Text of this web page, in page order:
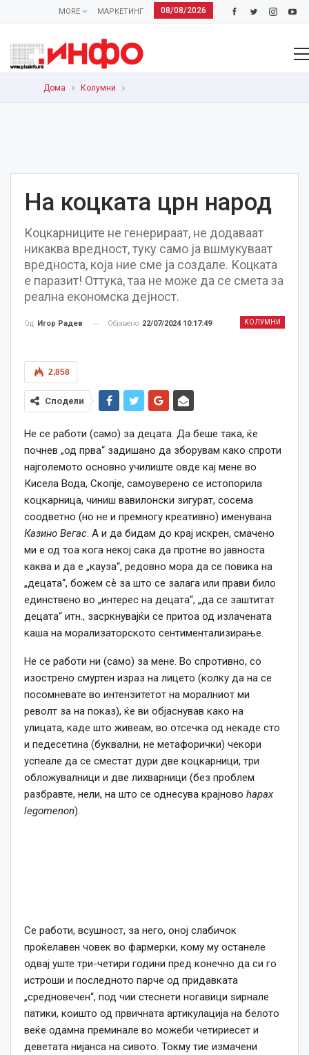
08/08/2026
МАРКЕТИНГ
MORE
Дома Колумни
На коцката црн народ
Коцкарниците не генерираат, не додаваат
никаква вредност, туку само ја вшмукуваат
вредноста, која ние сме ја создале. Коцката
е паразит! Оттука, таа не може да се смета за
реална економска дејност.
КОЛУМНИ
Од Игор Радев Објавено 22/07/2024 10:17:49
2,858
Сподели
Не се работи (само) за децата. Да беше така, ќе
почнев „од прва“ задишано да зборувам како спроти
најголемото основно училиште овде кај мене во
Кисела Вода, Скопје, самоуверено се истопорила
коцкарница, чиниш вавилонски зигурат, сосема
соодветно (но не и премногу креативно) именувана
Казино Вегас. А и да бидам до крај искрен, смачено
ми е од тоа кога некој сака да протне во јавноста
каква и да е „кауза“, редовно мора да се повика на
„децата“, божем сѐ за што се залага или прави било
единствено во „интерес на децата“, „да се заштитат
децата“ итн., засркнувајќи се притоа од излачената
каша на морализаторското сентиментализирање.
Не се работи ни (само) за мене. Во спротивно, со
изострено смуртен израз на лицето (колку да на се
посомневате во интензитетот на моралниот ми
револт за на показ), ќе ви објаснував како на
улицата, каде што живеам, во отсечка од некаде сто
и педесетина (буквални, не метафорички) чекори
успеале да се сместат дури две коцкарници, три
обложувалници и две лихварници (без проблем
разбравте, нели, на што се однесува крајново hapax
legomenon).
Се работи, всушност, за него, оној слабичок
проќелавен човек во фармерки, кому му останеле
одвај уште три-четири години пред конечно да си го
истроши и последното парче од придавката
„средновечен“, под чии стеснети ногавици ѕирнале
патики, коишто од првичната артикулација на белото
веќе одамна преминале во можеби четириесет и
деветата нијанса на сивото. Токму тие измачени